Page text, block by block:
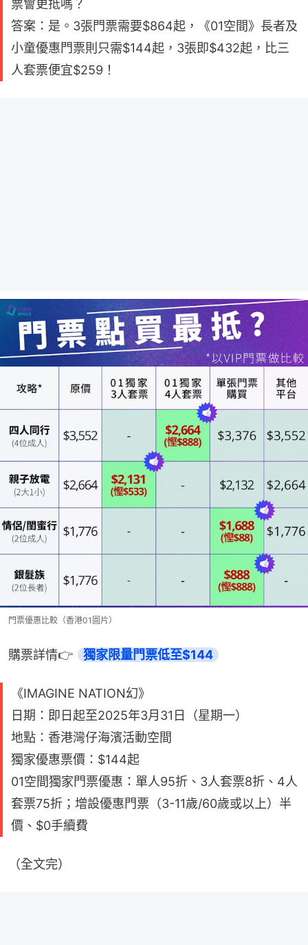
票會更抵嗎？
答案：是。3張門票需要$864起，《01空間》長者及
小童優惠門票則只需$144起，3張即$432起，比三
人套票便宜$259！
門票優惠比較（香港01圖片）
購票詳情👉 獨家限量門票低至$144
《IMAGINE NATION幻》
日期：即日起至2025年3月31日（星期一）
地點：香港灣仔海濱活動空間
獨家優惠票價：$144起
01空間獨家門票優惠：單人95折、3人套票8折、4人
套票75折；增設優惠門票（3-11歲/60歲或以上）半
價、$0手續費
（全文完）